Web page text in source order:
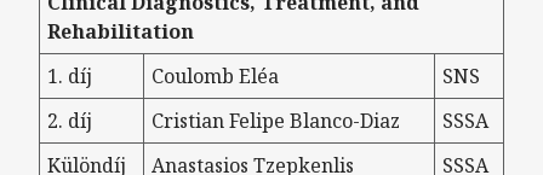
Rehabilitation
1. díj
Coulomb Eléa
SNS
2. díj
Cristian Felipe Blanco-Diaz
SSSA
Különdíj
Anastasios Tzepkenlis SSSA